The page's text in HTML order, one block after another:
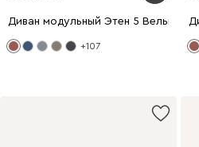
Диван модульный Этен 5 Вельвет
+107